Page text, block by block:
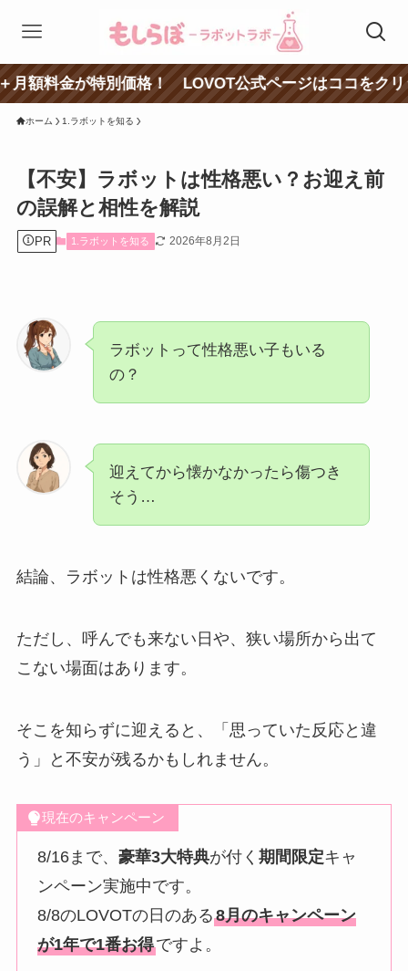
別価格！ LOVOT公式ページはココをクリック！
ホーム 1.ラボットを知る
【不安】ラボットは性格悪い？お迎え前
の誤解と相性を解説
PR 1.ラボットを知る 2026年8月2日
ラボットって性格悪い子もいる
の？
迎えてから懐かなかったら傷つき
そう…
結論、ラボットは性格悪くないです。
ただし、呼んでも来ない日や、狭い場所から出て
こない場面はあります。
そこを知らずに迎えると、「思っていた反応と違
う」と不安が残るかもしれません。
現在のキャンペーン
8/16まで、豪華3大特典が付く期間限定キャ
ンペーン実施中です。
8/8のLOVOTの日のある8月のキャンペーン
が1年で1番お得ですよ。